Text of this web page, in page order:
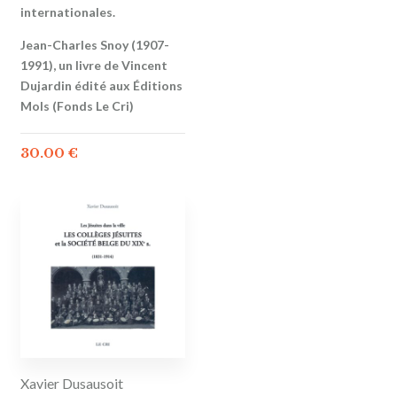
internationales.
Jean-Charles Snoy (1907-
1991), un livre de Vincent
Dujardin édité aux Éditions
Mols (Fonds Le Cri)
30.00 €
Xavier Dusausoit